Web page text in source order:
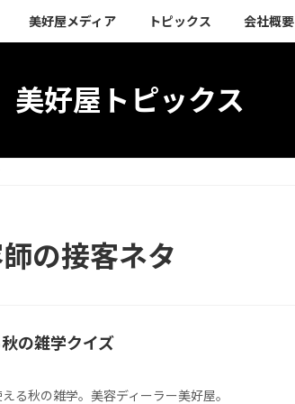
美好屋メディア トピックス 会社概要
美好屋トピックス
の接客ネタ
の雑学クイズ
る秋の雑学。美容ディーラー美好屋。